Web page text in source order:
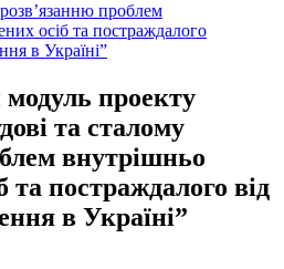
проекту
та сталому
внутрішньо
та постраждалого від
в Україні”